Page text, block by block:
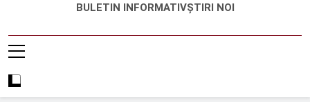
BULETIN INFORMATIVȘTIRI NOI